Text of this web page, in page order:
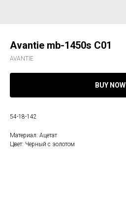
Avantie mb-1450s С01
AVANTIE
BUY NOW
54-18-142
Материал: Ацетат
Цвет: Черный с золотом